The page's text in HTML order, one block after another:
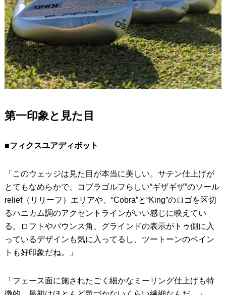
第一印象と見た目
■フィクスユアディボット
「このウェッジは見た目が本当に美しい。サテン仕上げが
とてもなめらかで、コブラゴルフらしい“ギザギザ”のソール
relief（リリーフ）エリアや、“Cobra”と“King”のロゴを区切
るハニカム調のアクセントラインがいい感じに映えてい
る。ロフトやバウンス角、グラインドの表示がトゥ側に入
っているデザインも気に入ってるし、ツートーンのペイン
トも好印象だね。」
「フェース面に施されたごく細かなミーリング仕上げも特